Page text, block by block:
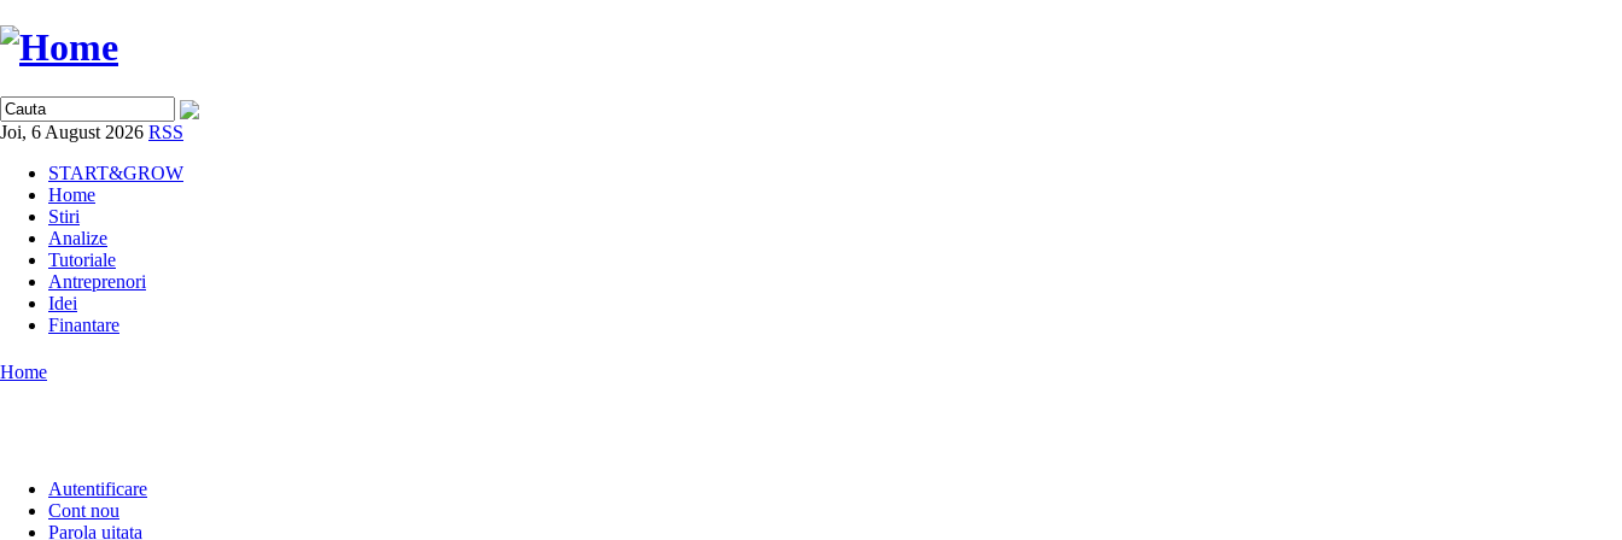
Joi, 6 August 2026 RSS
START&GROW
Home
Stiri
Analize
Tutoriale
Antreprenori
Idei
Finantare
Home
Autentificare
Cont nou
Parola uitata